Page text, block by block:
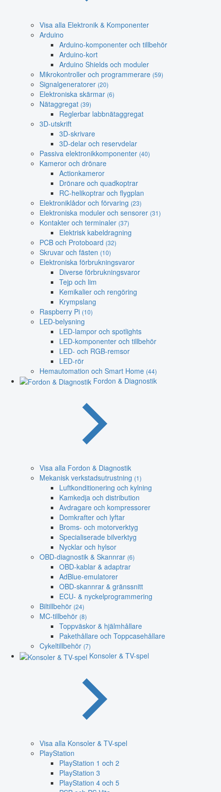
Visa alla Elektronik & Komponenter
Arduino
Arduino-komponenter och tillbehör
Arduino-kort
Arduino Shields och moduler
Mikrokontroller och programmerare (59)
Signalgeneratorer (20)
Elektroniska skärmar (6)
Nätaggregat (39)
Reglerbar labbnätaggregat
3D-utskrift
3D-skrivare
3D-delar och reservdelar
Passiva elektronikkomponenter (40)
Kameror och drönare
Actionkameror
Drönare och quadkoptrar
RC-helikoptrar och flygplan
Elektroniklådor och förvaring (23)
Elektroniska moduler och sensorer (31)
Kontakter och terminaler (37)
Elektrisk kabeldragning
PCB och Protoboard (32)
Skruvar och fästen (10)
Elektroniska förbrukningsvaror
Diverse förbrukningsvaror
Tejp och lim
Kemikalier och rengöring
Krympslang
Raspberry Pi (10)
LED-belysning
LED-lampor och spotlights
LED-komponenter och tillbehör
LED- och RGB-remsor
LED-rör
Hemautomation och Smart Home (44)
Fordon & Diagnostik
Visa alla Fordon & Diagnostik
Mekanisk verkstadsutrustning (1)
Luftkonditionering och kylning
Kamkedja och distribution
Avdragare och kompressorer
Domkrafter och lyftar
Broms- och motorverktyg
Specialiserade bilverktyg
Nycklar och hylsor
OBD-diagnostik & Skannrar (6)
OBD-kablar & adaptrar
AdBlue-emulatorer
OBD-skannrar & gränssnitt
ECU- & nyckelprogrammering
Biltillbehör (24)
MC-tillbehör (8)
Toppväskor & hjälmhållare
Pakethållare och Toppcasehållare
Cykeltillbehör (7)
Konsoler & TV-spel
Visa alla Konsoler & TV-spel
PlayStation
PlayStation 1 och 2
PlayStation 3
PlayStation 4 och 5